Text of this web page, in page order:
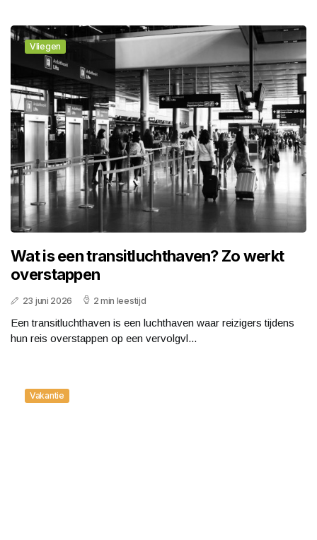
Vliegen
Wat is een transitluchthaven? Zo werkt
overstappen
23 juni 2026 2 min leestijd
Een transitluchthaven is een luchthaven waar reizigers tijdens
hun reis overstappen op een vervolgvl...
Vakantie